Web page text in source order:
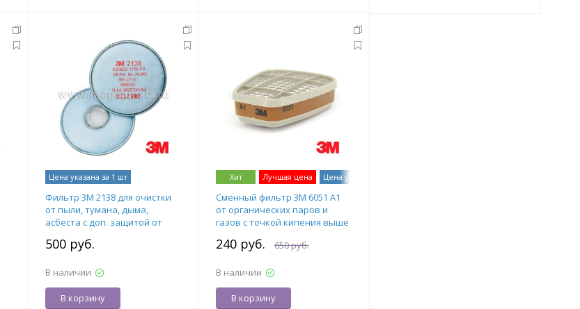
Цена указана за 1 шт
Фильтр 3М 2138 для очистки
от пыли, тумана, дыма,
асбеста с доп. защитой от
7000029735
500 руб.
В наличии
В корзину
Хит Лучшая цена Цена указана за 1 шт
Сменный фильтр 3М 6051 А1
от органических паров и
газов с точкой кипения выше
240 руб. 650 руб.
В наличии
В корзину